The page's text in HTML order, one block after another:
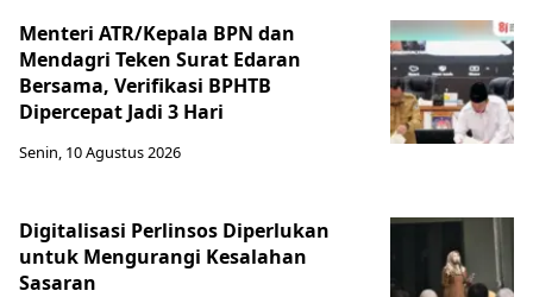
Menteri ATR/Kepala BPN dan
Mendagri Teken Surat Edaran
Bersama, Verifikasi BPHTB
Dipercepat Jadi 3 Hari
Senin, 10 Agustus 2026
Digitalisasi Perlinsos Diperlukan
untuk Mengurangi Kesalahan
Sasaran